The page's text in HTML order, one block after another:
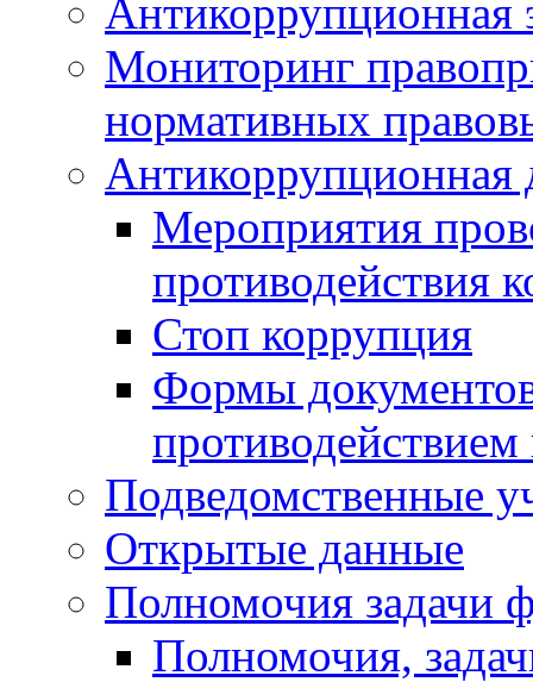
Антикоррупционная
Мониторинг
нормативных
Антикоррупционная
Мероприятия
противодействия
Стоп коррупция
Формы
Подведомственные
Открытые данные
Полномочия задачи
Полномочия,